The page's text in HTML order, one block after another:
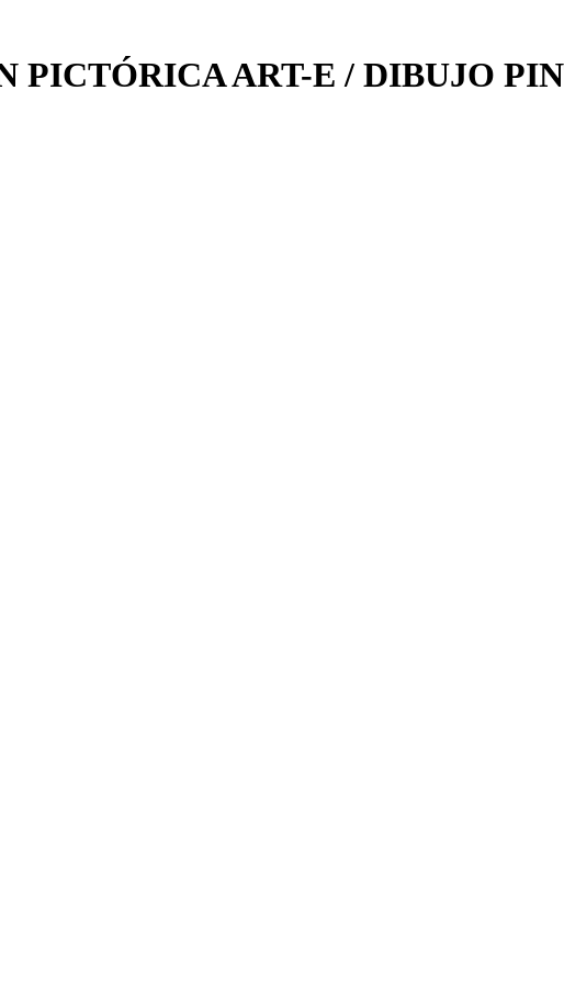
PICTÓRICA ART-E / DIBUJO